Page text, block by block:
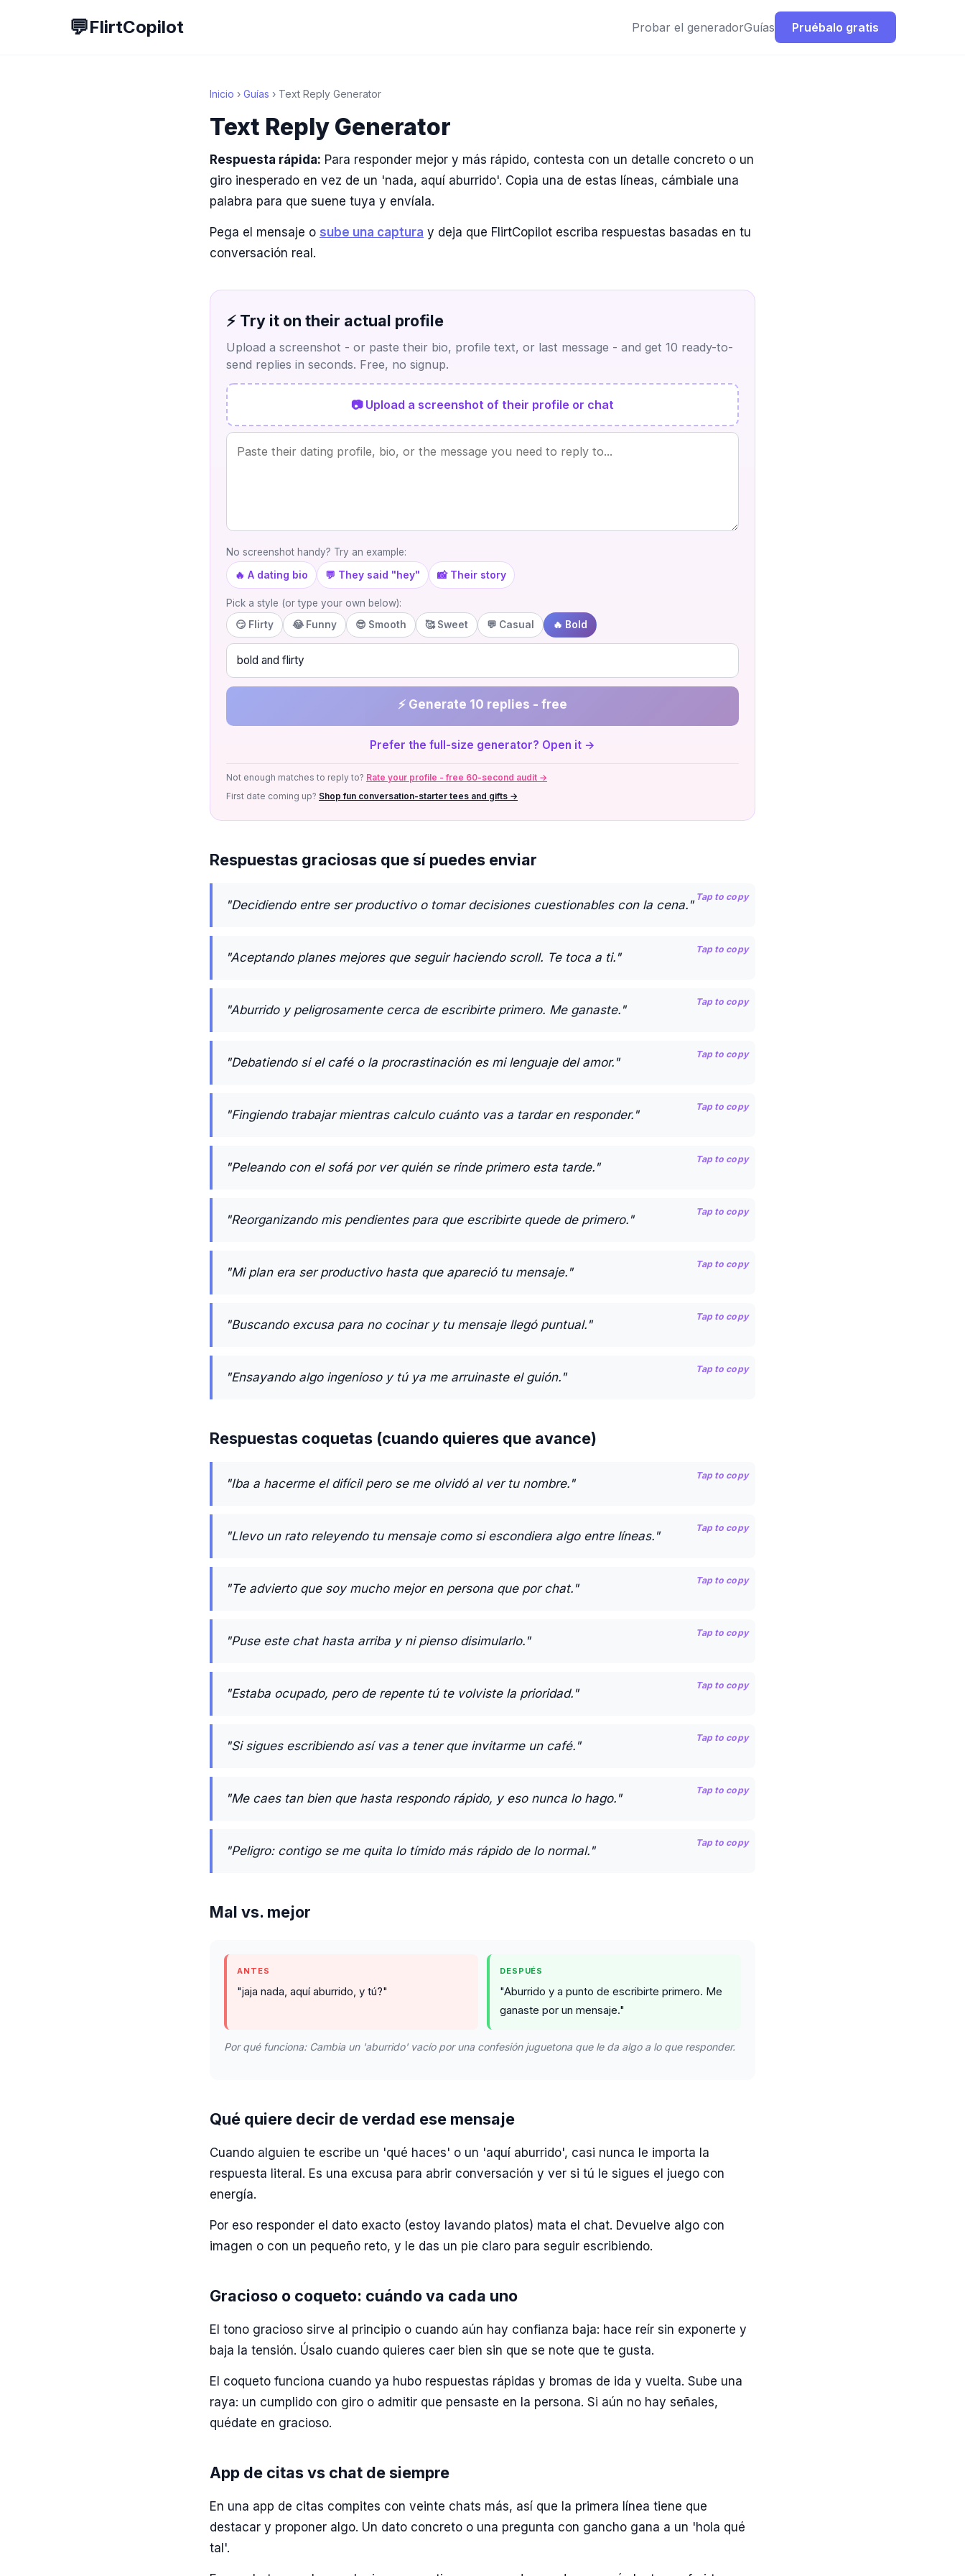
💬FlirtCopilot Probar el generadorGuías Pruébalo gratis
Inicio › Guías › Text Reply Generator
Text Reply Generator
Respuesta rápida: Para responder mejor y más rápido, contesta con un detalle concreto o un
giro inesperado en vez de un 'nada, aquí aburrido'. Copia una de estas líneas, cámbiale una
palabra para que suene tuya y envíala.
Pega el mensaje o sube una captura y deja que FlirtCopilot escriba respuestas basadas en tu
conversación real.
⚡ Try it on their actual profile
Upload a screenshot - or paste their bio, profile text, or last message - and get 10 ready-to-
send replies in seconds. Free, no signup.
📷 Upload a screenshot of their profile or chat
No screenshot handy? Try an example:
🔥 A dating bio 💬 They said "hey" 📸 Their story
Pick a style (or type your own below):
😏 Flirty
😂 Funny 😎 Smooth 🥰 Sweet 💬 Casual 🔥 Bold
⚡ Generate 10 replies - free
Prefer the full-size generator? Open it →
Not enough matches to reply to? Rate your profile - free 60-second audit →
First date coming up? Shop fun conversation-starter tees and gifts →
Respuestas graciosas que sí puedes enviar
"Decidiendo entre ser productivo o tomar decisiones cuestionables con la cena."
Tap to copy
"Aceptando planes mejores que seguir haciendo scroll. Te toca a ti."
Tap to copy
"Aburrido y peligrosamente cerca de escribirte primero. Me ganaste."
Tap to copy
"Debatiendo si el café o la procrastinación es mi lenguaje del amor."
Tap to copy
"Fingiendo trabajar mientras calculo cuánto vas a tardar en responder."
Tap to copy
"Peleando con el sofá por ver quién se rinde primero esta tarde."
Tap to copy
"Reorganizando mis pendientes para que escribirte quede de primero."
Tap to copy
"Mi plan era ser productivo hasta que apareció tu mensaje."
Tap to copy
"Buscando excusa para no cocinar y tu mensaje llegó puntual."
Tap to copy
"Ensayando algo ingenioso y tú ya me arruinaste el guión."
Tap to copy
Respuestas coquetas (cuando quieres que avance)
"Iba a hacerme el difícil pero se me olvidó al ver tu nombre."
Tap to copy
"Llevo un rato releyendo tu mensaje como si escondiera algo entre líneas."
Tap to copy
"Te advierto que soy mucho mejor en persona que por chat."
Tap to copy
"Puse este chat hasta arriba y ni pienso disimularlo."
Tap to copy
"Estaba ocupado, pero de repente tú te volviste la prioridad."
Tap to copy
"Si sigues escribiendo así vas a tener que invitarme un café."
Tap to copy
"Me caes tan bien que hasta respondo rápido, y eso nunca lo hago."
Tap to copy
"Peligro: contigo se me quita lo tímido más rápido de lo normal."
Tap to copy
Mal vs. mejor
ANTES
"jaja nada, aquí aburrido, y tú?"
DESPUÉS
"Aburrido y a punto de escribirte primero. Me
ganaste por un mensaje."
Por qué funciona: Cambia un 'aburrido' vacío por una confesión juguetona que le da algo a lo que responder.
Qué quiere decir de verdad ese mensaje
Cuando alguien te escribe un 'qué haces' o un 'aquí aburrido', casi nunca le importa la
respuesta literal. Es una excusa para abrir conversación y ver si tú le sigues el juego con
energía.
Por eso responder el dato exacto (estoy lavando platos) mata el chat. Devuelve algo con
imagen o con un pequeño reto, y le das un pie claro para seguir escribiendo.
Gracioso o coqueto: cuándo va cada uno
El tono gracioso sirve al principio o cuando aún hay confianza baja: hace reír sin exponerte y
baja la tensión. Úsalo cuando quieres caer bien sin que se note que te gusta.
El coqueto funciona cuando ya hubo respuestas rápidas y bromas de ida y vuelta. Sube una
raya: un cumplido con giro o admitir que pensaste en la persona. Si aún no hay señales,
quédate en gracioso.
App de citas vs chat de siempre
En una app de citas compites con veinte chats más, así que la primera línea tiene que
destacar y proponer algo. Un dato concreto o una pregunta con gancho gana a un 'hola qué
tal'.